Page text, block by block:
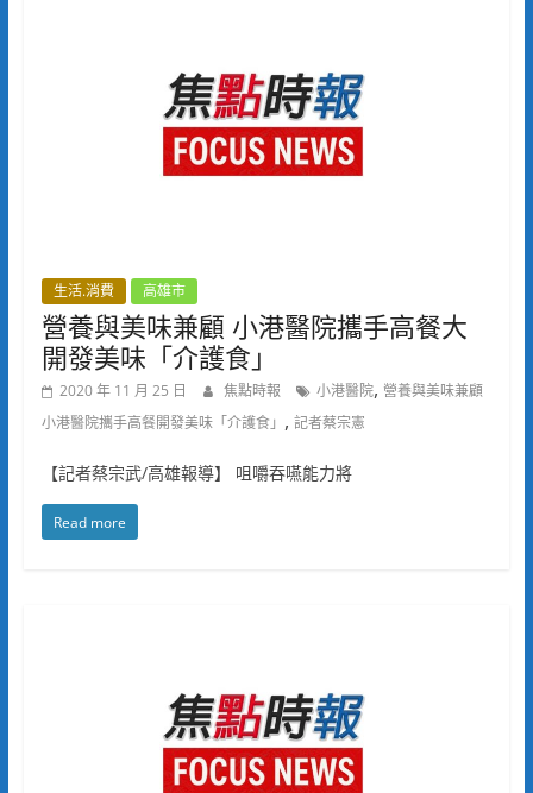
生活.消費 高雄市
營養與美味兼顧 小港醫院攜手高餐大
開發美味「介護食」
2020 年 11 月 25 日 焦點時報 小港醫院, 營養與美味兼顧
小港醫院攜手高餐開發美味「介護食」 , 記者蔡宗憲
【記者蔡宗武/高雄報導】 咀嚼吞嚥能力將
Read more